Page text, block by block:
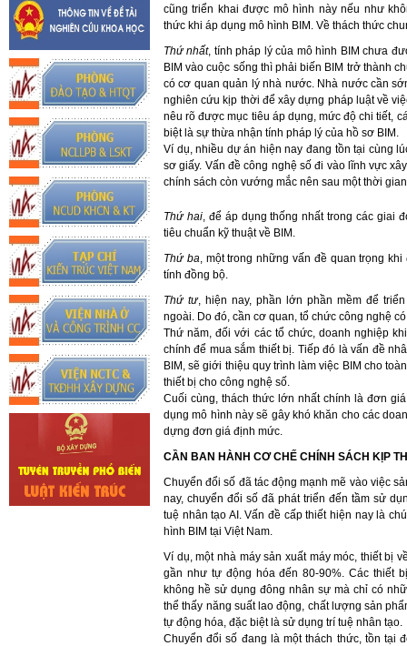
cũng triển khai được mô hình này nếu như
thức khi áp dụng mô hình BIM. Về thách thức
Thứ nhất, tính pháp lý của mô hình BIM chưa
BIM vào cuộc sống thì phải biến BIM trở thành
có cơ quan quản lý nhà nước. Nhà nước cần
nghiên cứu kịp thời để xây dựng pháp luật về
nêu rõ được mục tiêu áp dụng, mức độ chi tiết,
biệt là sự thừa nhận tính pháp lý của hồ sơ BIM.
Ví dụ, nhiều dự án hiện nay đang tồn tại cùng
sơ giấy. Vấn đề công nghệ số đi vào lĩnh vực
chính sách còn vướng mắc nên sau một thời
Thứ hai, để áp dụng thống nhất trong các giai
tiêu chuẩn kỹ thuật về BIM.
Thứ ba, một trong những vấn đề quan trọng
tính đồng bộ.
Thứ tư, hiện nay, phần lớn phần mềm để
ngoài. Do đó, cần cơ quan, tổ chức công nghệ
Thứ năm, đối với các tổ chức, doanh nghiệp
chính để mua sắm thiết bị. Tiếp đó là vấn đề
BIM, sẽ giới thiệu quy trình làm việc BIM cho
thiết bị cho công nghệ số.
Cuối cùng, thách thức lớn nhất chính là đơn
dụng mô hình này sẽ gây khó khăn cho các
dựng đơn giá định mức.
CẦN BAN HÀNH CƠ CHẾ CHÍNH SÁCH KỊP
Chuyển đổi số đã tác động mạnh mẽ vào việc
nay, chuyển đổi số đã phát triển đến tầm sử
tuệ nhân tạo AI. Vấn đề cấp thiết hiện nay là
hình BIM tại Việt Nam.
Ví dụ, một nhà máy sản xuất máy móc, thiết bị
gần như tự động hóa đến 80-90%. Các thiết
không hề sử dụng đông nhân sự mà chỉ có
thể thấy năng suất lao động, chất lượng sản
tự động hóa, đặc biệt là sử dụng trí tuệ nhân tạo.
Chuyển đổi số đang là một thách thức, tồn tại